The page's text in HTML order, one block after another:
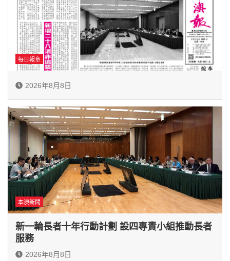
每日報章
2026年8月8日
本澳新聞
新一輪長者十年行動計劃 設四專責小組推動長者
服務
2026年8月8日